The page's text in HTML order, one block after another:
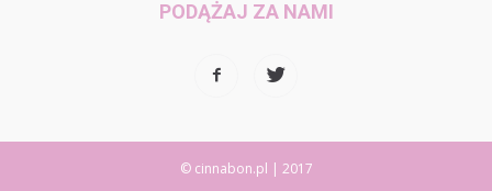
PODĄŻAJ ZA NAMI
© cinnabon.pl | 2017